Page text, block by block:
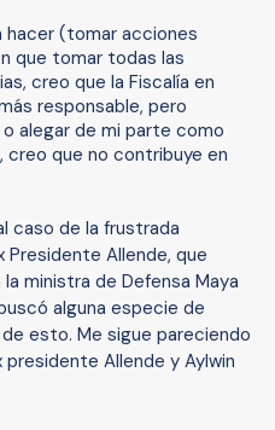
hacer (tomar acciones
que tomar todas las
creo que la Fiscalía en
responsable, pero
alegar de mi parte como
que no contribuye en
caso de la frustrada
Allende, que
ministra de Defensa Maya
alguna especie de
esto. Me sigue pareciendo
Allende y Aylwin